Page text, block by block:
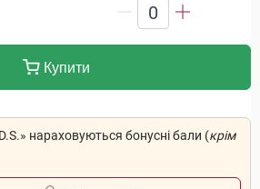
0
Купити
нараховуються бонусні бали (крім